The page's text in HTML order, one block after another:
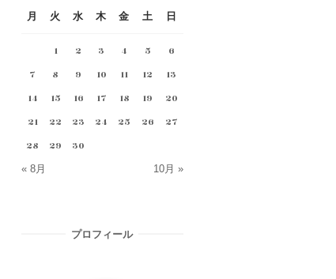
月 火 水 木 金 土 日
1 2 3 4 5
6
7
8 9 10 11 12
13
14
15 16 17 18 19
20
21
22 23 24 25 26
27
28
29 30
« 8月 10月 »
プロフィール